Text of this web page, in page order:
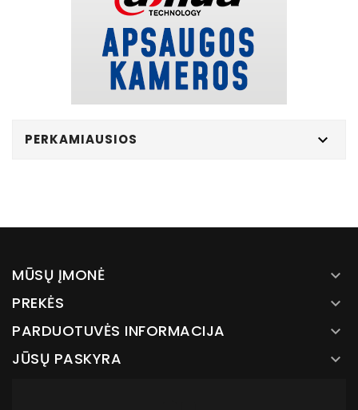
PERKAMIAUSIOS 
MŪSŲ ĮMONĖ 
PREKĖS 
PARDUOTUVĖS INFORMACIJA 
JŪSŲ PASKYRA 